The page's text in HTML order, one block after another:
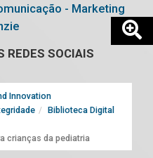
- Marketing
REDES SOCIAIS
Innovation
Biblioteca Digital
crianças da pediatria